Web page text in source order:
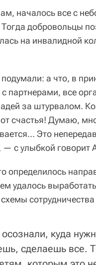
началось все с
добровольцы
на инвалидной
а что, в
партнерами, все
за штурвалом.
счастья! Думаю,
Это
с улыбкой говорит
определилось
удалось
куда
сделаешь все.